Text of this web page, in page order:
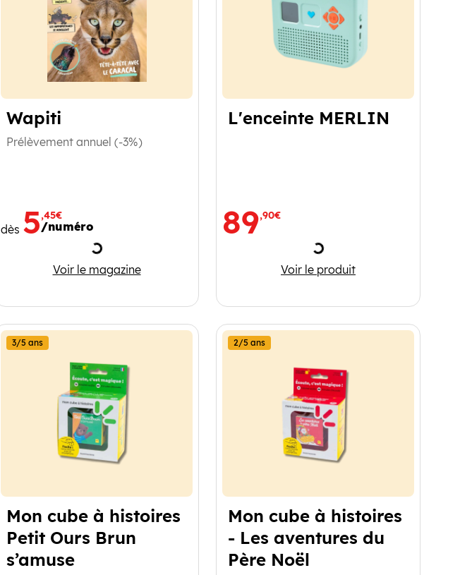
Wapiti
Prélèvement annuel (-3%)
dès 5,45€
/numéro
Chargement
Voir le magazine
Wapiti
L'enceinte MERLIN
89,90€
Chargement
Voir le produitL'enceinte MERLIN
Mon cube à histoires
Petit Ours Brun
s’amuse
3/5 ans
Mon cube à histoires
- Les aventures du
Père Noël
2/5 ans